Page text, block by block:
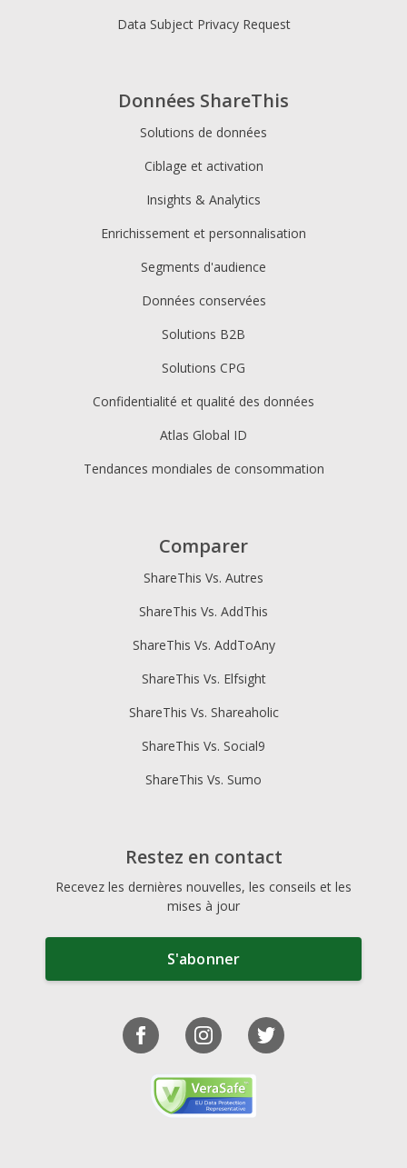
Données ShareThis
Solutions de données
Ciblage et activation
Insights & Analytics
Enrichissement et personnalisation
Segments d'audience
Données conservées
Solutions B2B
Solutions CPG
Confidentialité et qualité des données
Atlas Global ID
Tendances mondiales de consommation
Data Subject Privacy Request
Comparer
ShareThis Vs. Autres
ShareThis Vs. AddThis
ShareThis Vs. AddToAny
ShareThis Vs. Elfsight
ShareThis Vs. Shareaholic
ShareThis Vs. Social9
ShareThis Vs. Sumo
Restez en contact
Recevez les dernières nouvelles, les conseils et les
mises à jour
S'abonner